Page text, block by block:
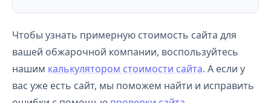
Чтобы узнать примерную стоимость сайта для
вашей обжарочной компании, воспользуйтесь
нашим калькулятором стоимости сайта. А если у
вас уже есть сайт, мы поможем найти и исправить